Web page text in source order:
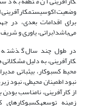
وضعیت اکوسیستم­کارآفرینی
برای اقدامات بعدی، در
می‌باشد(براتی، یاوری و شریف،
کارآفرینی، به دلیل
محیط کسب­و­کار، بی­ثباتی
نبود اطمینان محیطی، نبود
از کارآفرینی، نامناسب بودن
زمینه